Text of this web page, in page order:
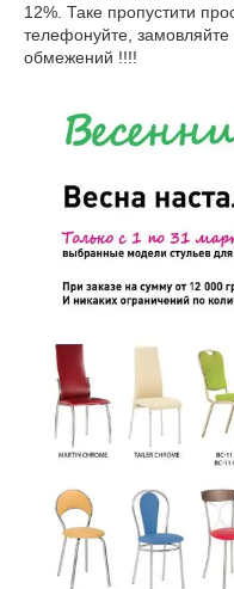
12%. Таке пропустити
телефонуйте, замовляйте
обмежений !!!!